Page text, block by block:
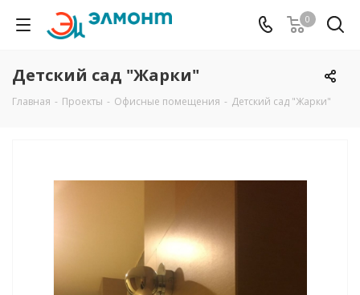
0
Детский сад "Жарки"
Главная - Проекты - Офисные помещения - Детский сад "Жарки"